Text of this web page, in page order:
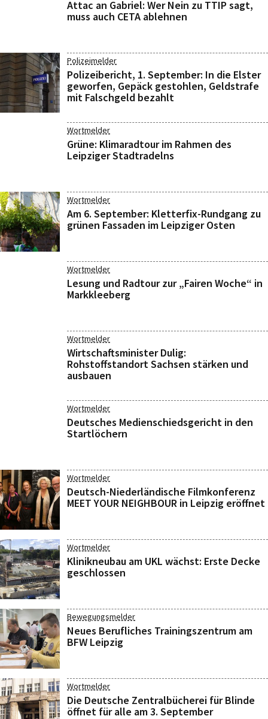
Attac an Gabriel: Wer Nein zu TTIP sagt,
muss auch CETA ablehnen
Polizeimelder
Polizeibericht, 1. September: In die Elster
geworfen, Gepäck gestohlen, Geldstrafe
mit Falschgeld bezahlt
Wortmelder
Grüne: Klimaradtour im Rahmen des
Leipziger Stadtradelns
Wortmelder
Am 6. September: Kletterfix-Rundgang zu
grünen Fassaden im Leipziger Osten
Wortmelder
Lesung und Radtour zur „Fairen Woche“ in
Markkleeberg
Wortmelder
Wirtschaftsminister Dulig:
Rohstoffstandort Sachsen stärken und
ausbauen
Wortmelder
Deutsches Medienschiedsgericht in den
Startlöchern
Wortmelder
Deutsch-Niederländische Filmkonferenz
MEET YOUR NEIGHBOUR in Leipzig eröffnet
Wortmelder
Klinikneubau am UKL wächst: Erste Decke
geschlossen
Bewegungsmelder
Neues Berufliches Trainingszentrum am
BFW Leipzig
Wortmelder
Die Deutsche Zentralbücherei für Blinde
öffnet für alle am 3. September